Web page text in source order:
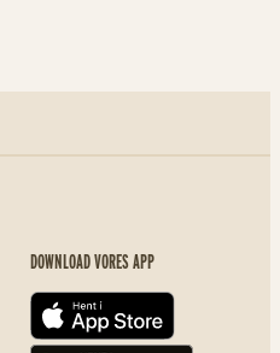
DOWNLOAD VORES APP
App store